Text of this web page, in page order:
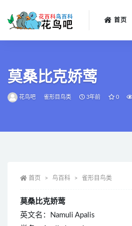
首页
莫桑比克娇莺
花鸟吧 雀形目鸟类 3年前 0
首页 鸟百科 雀形目鸟类
莫桑比克娇莺
英文名：Namuli Apalis